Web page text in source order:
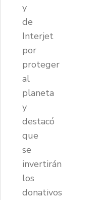
y
de
Interjet
por
proteger
al
planeta
y
destacó
que
se
invertirán
los
donativos